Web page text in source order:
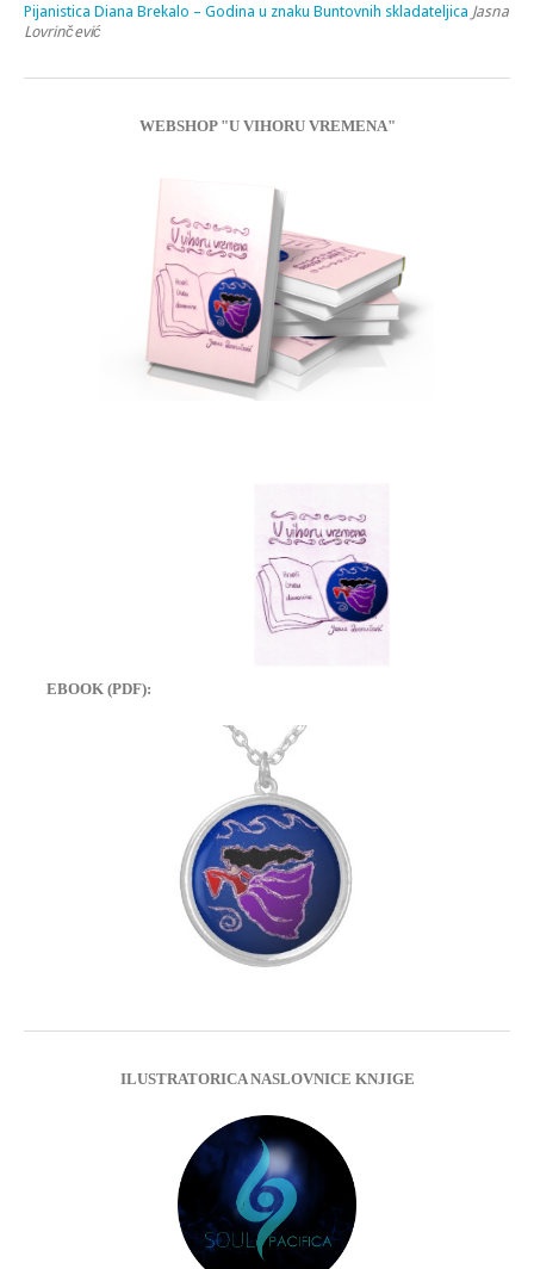
Pijanistica Diana Brekalo – Godina u znaku Buntovnih skladateljica Jasna
Lovrinčević
WEBSHOP "U VIHORU VREMENA"
EBOOK (PDF):
ILUSTRATORICA NASLOVNICE KNJIGE